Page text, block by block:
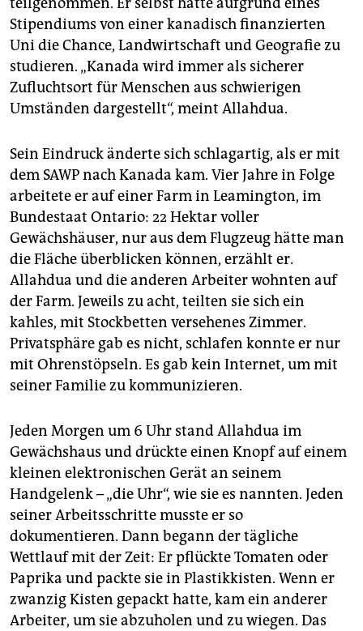
Stipendiums von einer kanadisch finanzierten
Uni die Chance, Landwirtschaft und Geografie zu
studieren. „Kanada wird immer als sicherer
Zufluchtsort für Menschen aus schwierigen
Umständen dargestellt“, meint Allahdua.
Sein Eindruck änderte sich schlagartig, als er mit
dem SAWP nach Kanada kam. Vier Jahre in Folge
arbeitete er auf einer Farm in Leamington, im
Bundestaat Ontario: 22 Hektar voller
Gewächshäuser, nur aus dem Flugzeug hätte man
die Fläche überblicken können, erzählt er.
Allahdua und die anderen Arbeiter wohnten auf
der Farm. Jeweils zu acht, teilten sie sich ein
kahles, mit Stockbetten versehenes Zimmer.
Privatsphäre gab es nicht, schlafen konnte er nur
mit Ohrenstöpseln. Es gab kein Internet, um mit
seiner Familie zu kommunizieren.
Jeden Morgen um 6 Uhr stand Allahdua im
Gewächshaus und drückte einen Knopf auf einem
kleinen elektronischen Gerät an seinem
Handgelenk – „die Uhr“, wie sie es nannten. Jeden
seiner Arbeitsschritte musste er so
dokumentieren. Dann begann der tägliche
Wettlauf mit der Zeit: Er pflückte Tomaten oder
Paprika und packte sie in Plastikkisten. Wenn er
zwanzig Kisten gepackt hatte, kam ein anderer
Arbeiter, um sie abzuholen und zu wiegen. Das